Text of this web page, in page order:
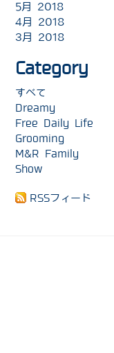
5月 2018
4月 2018
3月 2018
Category
すべて
Dreamy
Free Daily Life
Grooming
M&R Family
Show
RSSフィード